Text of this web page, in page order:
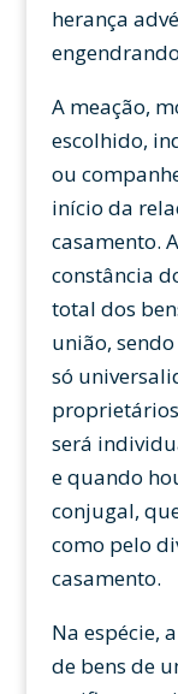
herança
A meação,
escolhido,
ou
início da
casamento.
constância
total dos
união,
só
será
e quando
conjugal,
como pelo
casamento.
Na espécie,
de bens de